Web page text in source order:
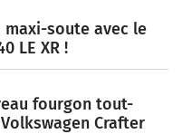
maxi-soute avec le
LE XR !
fourgon tout-
Crafter